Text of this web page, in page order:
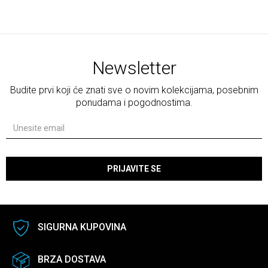
Newsletter
Budite prvi koji će znati sve o novim kolekcijama, posebnim
ponudama i pogodnostima.
PRIJAVITE SE
SIGURNA KUPOVINA
BRZA DOSTAVA